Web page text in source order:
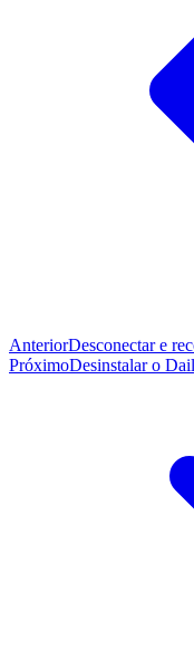
AnteriorDesconectar e
PróximoDesinstalar o